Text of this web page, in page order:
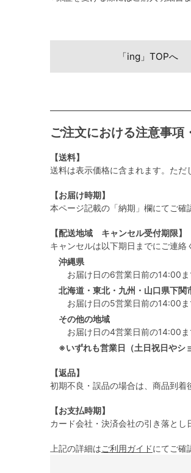
「ing」TOPへ
ご注文における注意事項
【送料】
送料は表示価格に含まれます。ただ
【お届け時期】
本ページ記載の「納期」欄にてご確
【配送地域 キャンセル受付期限】
キャンセルは以下期日までにご連絡
沖縄県
お届け日の6営業日前の14:00
北海道・東北・九州・山口県下関
お届け日の5営業日前の14:00
その他の地域
お届け日の4営業日前の14:00
※いずれも営業日（土日祝日やシ
【返品】
初期不良・誤品の場合は、商品到着
【お支払時期】
カード会社・決済会社の引き落とし
上記の詳細はご利用ガイドにてご確